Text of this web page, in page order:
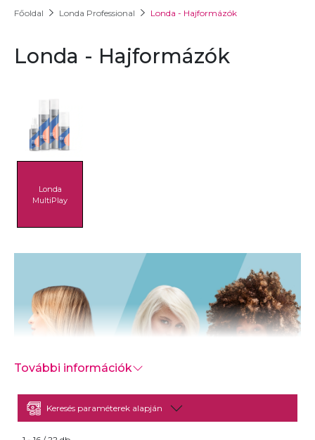
Főoldal Londa Professional Londa - Hajformázók
Londa - Hajformázók
Londa
MultiPlay
Azonnali és alapvető átalakítási szolgáltatás.
További információk
Keresés paraméterek alapján